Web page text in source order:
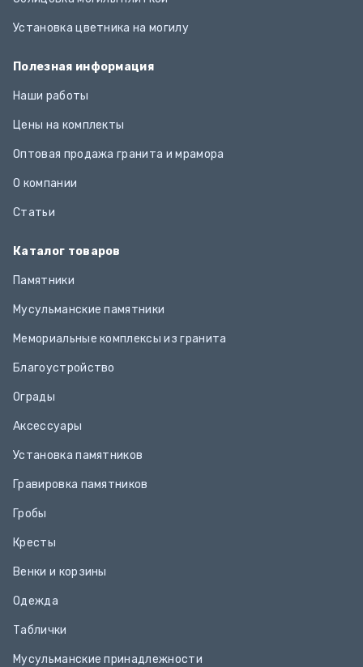
Каталог товаров
Памятники
Мусульманские памятники
Мемориальные комплексы из гранита
Благоустройство
Ограды
Аксессуары
Установка памятников
Гравировка памятников
Гробы
Кресты
Венки и корзины
Одежда
Таблички
Мусульманские принадлежности
Установка цветника на могилу
Полезная информация
Наши работы
Цены на комплекты
Оптовая продажа гранита и мрамора
О компании
Статьи